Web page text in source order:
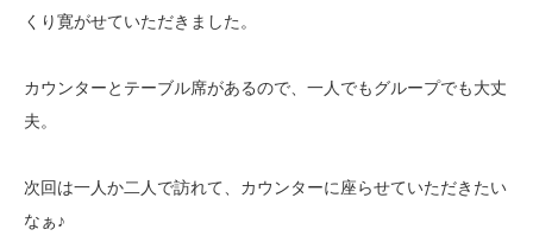
くり寛がせていただきました。
カウンターとテーブル席があるので、一人でもグループでも大丈
夫。
次回は一人か二人で訪れて、カウンターに座らせていただきたい
なぁ♪